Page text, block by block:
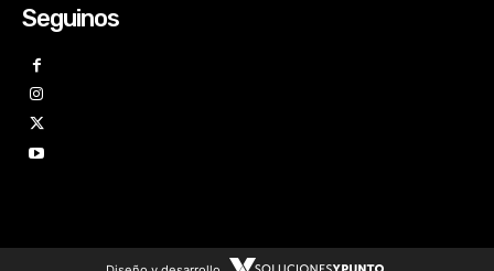
Seguinos